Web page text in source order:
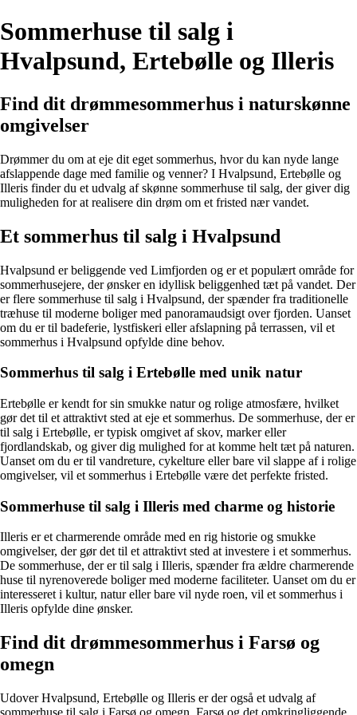
Sommerhuse til salg i
Hvalpsund, Ertebølle og Illeris
Find dit drømmesommerhus i naturskønne
omgivelser
Drømmer du om at eje dit eget sommerhus, hvor du kan nyde lange
afslappende dage med familie og venner? I Hvalpsund, Ertebølle og
Illeris finder du et udvalg af skønne sommerhuse til salg, der giver dig
muligheden for at realisere din drøm om et fristed nær vandet.
Et sommerhus til salg i Hvalpsund
Hvalpsund er beliggende ved Limfjorden og er et populært område for
sommerhusejere, der ønsker en idyllisk beliggenhed tæt på vandet. Der
er flere sommerhuse til salg i Hvalpsund, der spænder fra traditionelle
træhuse til moderne boliger med panoramaudsigt over fjorden. Uanset
om du er til badeferie, lystfiskeri eller afslapning på terrassen, vil et
sommerhus i Hvalpsund opfylde dine behov.
Sommerhus til salg i Ertebølle med unik natur
Ertebølle er kendt for sin smukke natur og rolige atmosfære, hvilket
gør det til et attraktivt sted at eje et sommerhus. De sommerhuse, der er
til salg i Ertebølle, er typisk omgivet af skov, marker eller
fjordlandskab, og giver dig mulighed for at komme helt tæt på naturen.
Uanset om du er til vandreture, cykelture eller bare vil slappe af i rolige
omgivelser, vil et sommerhus i Ertebølle være det perfekte fristed.
Sommerhuse til salg i Illeris med charme og historie
Illeris er et charmerende område med en rig historie og smukke
omgivelser, der gør det til et attraktivt sted at investere i et sommerhus.
De sommerhuse, der er til salg i Illeris, spænder fra ældre charmerende
huse til nyrenoverede boliger med moderne faciliteter. Uanset om du er
interesseret i kultur, natur eller bare vil nyde roen, vil et sommerhus i
Illeris opfylde dine ønsker.
Find dit drømmesommerhus i Farsø og
omegn
Udover Hvalpsund, Ertebølle og Illeris er der også et udvalg af